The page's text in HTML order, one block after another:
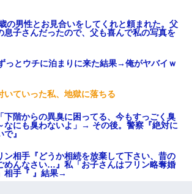
の男性とお見合いをしてくれと頼まれた。父
息子さんだったので、父も喜んで私の写真を
っとウチに泊まりに来た結果→俺がヤバイｗ
いていった私、地獄に落ちる
下階からの異臭に困ってる、今もすっごく臭
なにも臭わないよ」→ その後。警察『絶対に
』
相手『どうか相続を放棄して下さい、昔の
めんなさい…』私「お子さんはフリン略奪婚
相手『 』結果→